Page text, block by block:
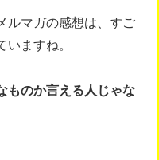
ルマガの感想は、すご
いますね。
ものか言える人じゃな